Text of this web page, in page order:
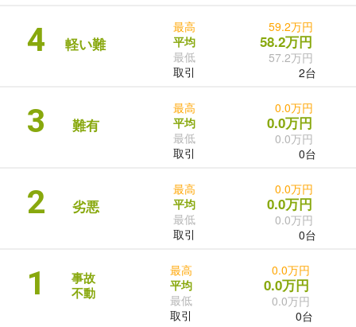
4 軽い難
最高
平均
最低
取引
59.2万円
58.2万円
57.2万円
2台
3 難有
最高
平均
最低
取引
0.0万円
0.0万円
0.0万円
0台
2 劣悪
最高
平均
最低
取引
0.0万円
0.0万円
0.0万円
0台
1
事故
不動
最高
平均
最低
取引
0.0万円
0.0万円
0.0万円
0台